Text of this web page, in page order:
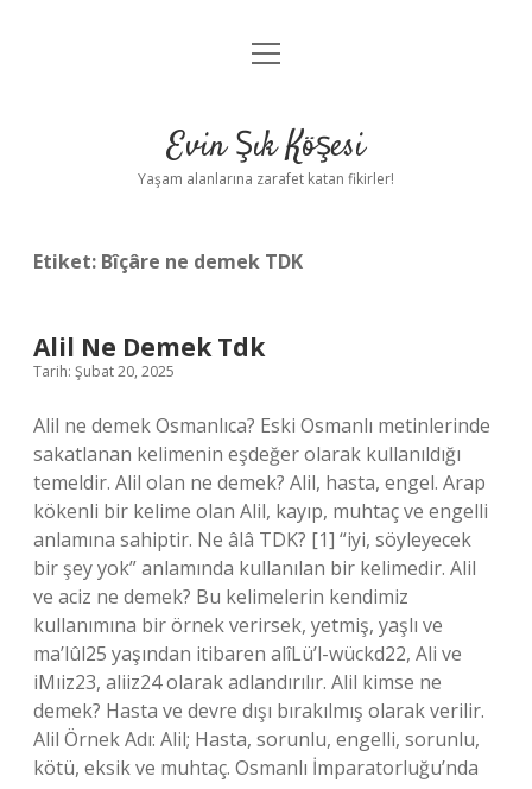
Anasayfa
Yasal Uyarı
menüyü
Evin Şık Köşesi
Yaşam alanlarına zarafet katan fikirler!
Etiket: Bîçâre ne demek TDK
Alil Ne Demek Tdk
Tarih: Şubat 20, 2025
Alil ne demek Osmanlıca? Eski Osmanlı metinlerinde
sakatlanan kelimenin eşdeğer olarak kullanıldığı
temeldir. Alil olan ne demek? Alil, hasta, engel. Arap
kökenli bir kelime olan Alil, kayıp, muhtaç ve engelli
anlamına sahiptir. Ne âlâ TDK? [1] “iyi, söyleyecek
bir şey yok” anlamında kullanılan bir kelimedir. Alil
ve aciz ne demek? Bu kelimelerin kendimiz
kullanımına bir örnek verirsek, yetmiş, yaşlı ve
ma’lûl25 yaşından itibaren alîLü’l-wückd22, Ali ve
iMıiz23, aliiz24 olarak adlandırılır. Alil kimse ne
demek? Hasta ve devre dışı bırakılmış olarak verilir.
Alil Örnek Adı: Alil; Hasta, sorunlu, engelli, sorunlu,
kötü, eksik ve muhtaç. Osmanlı İmparatorluğu’nda